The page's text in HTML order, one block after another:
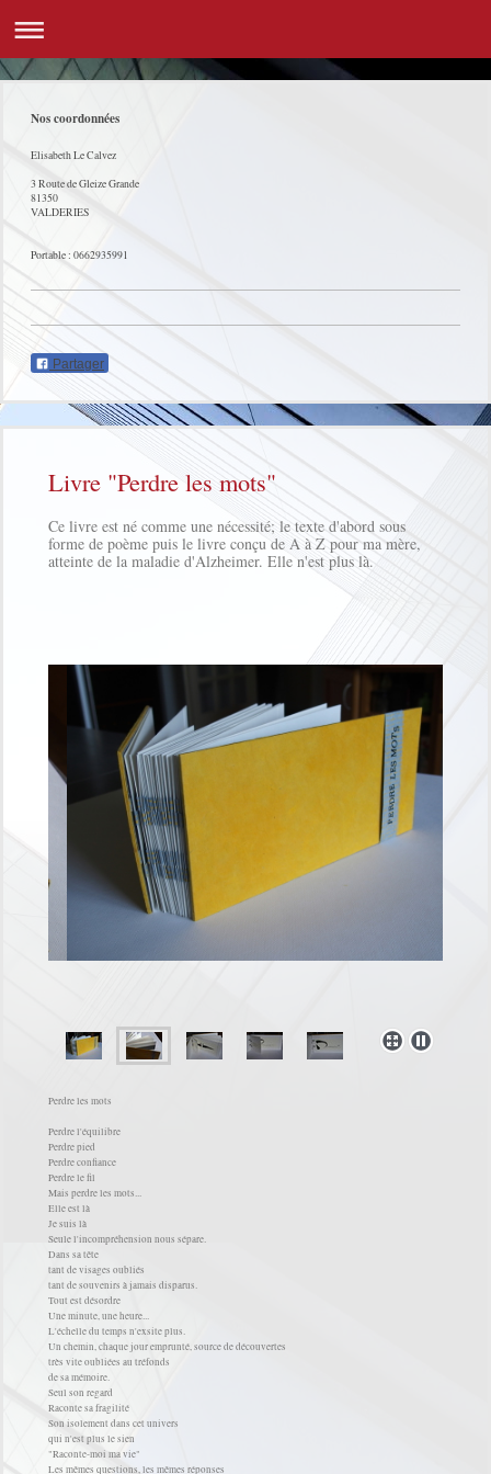
Nos coordonnées
Elisabeth Le Calvez
3 Route de Gleize Grande
81350
VALDERIES
Portable : 0662935991
Partager
Livre "Perdre les mots"
Ce livre est né comme une nécessité; le texte d'abord sous
forme de poème puis le livre conçu de A à Z pour ma mère,
atteinte de la maladie d'Alzheimer. Elle n'est plus là.
Perdre les mots
Perdre l'équilibre
Perdre pied
Perdre confiance
Perdre le fil
Mais perdre les mots...
Elle est là
Je suis là
Seule l'incompréhension nous sépare.
Dans sa tête
tant de visages oubliés
tant de souvenirs à jamais disparus.
Tout est désordre
Une minute, une heure...
L'échelle du temps n'exsite plus.
Un chemin, chaque jour emprunté, source de découvertes
très vite oubliées au tréfonds
de sa mémoire.
Seul son regard
Raconte sa fragilité
Son isolement dans cet univers
qui n'est plus le sien
"Raconte-moi ma vie"
Les mêmes questions, les mêmes réponses